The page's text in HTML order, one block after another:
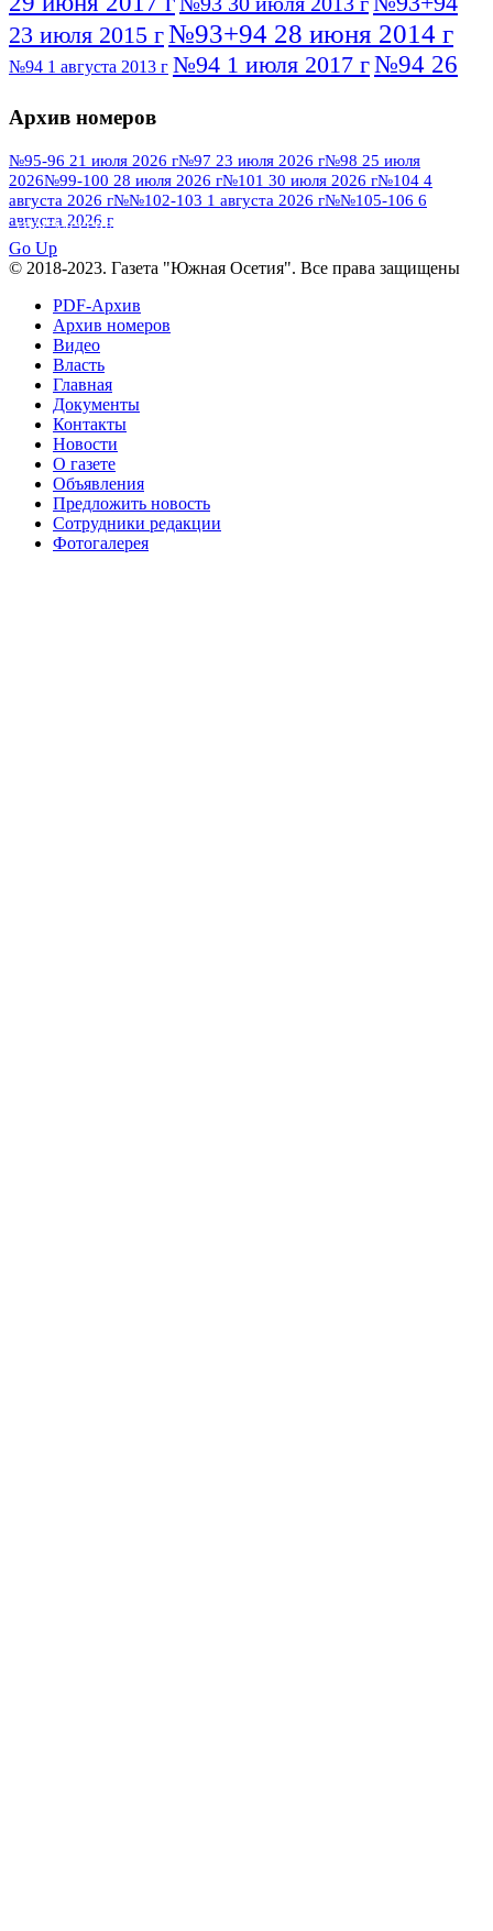
23 июля 2015 г№93+94 28 июня 2014 г
№94 1 августа 2013 г №94 1 июля 2017 г№94 26
№95 7 августа 2012 г
№95 28 июля 2016 г№95+96 3 августа
2013 г№96 6 июля 2017 г№96 9 августа
2012 г №96 28 июля 2015 г
№96+97 30 июля 2016 г
№97 11 августа 2012 г
№97 30 июля 2015 г
№98 2 августа 2016 г
августа 2013 г
№98+99 11 июля 2017 г
августа 2016 г
августа 2012 г
Архив номеров
№95-96 21 июля 2026 г№97 23 июля 2026 г№98 25 июля
2026№99-100 28 июля 2026 г№101 30 июля 2026 г№104 4
августа 2026 г№№102-103 1 августа 2026 г№№105-106 6
августа 2026 г
ПОСМОТРЕТЬ ВСЕ
Go Up
© 2018-2023. Газета "Южная Осетия". Все права защищены
PDF-Архив
Архив номеров
Видео
Власть
Главная
Документы
Контакты
Новости
О газете
Объявления
Предложить новость
Сотрудники редакции
Фотогалерея